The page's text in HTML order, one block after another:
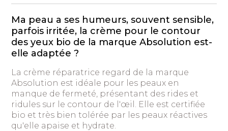
Ma peau a ses humeurs, souvent sensible,
parfois irritée, la crème pour le contour
des yeux bio de la marque Absolution est-
elle adaptée ?
La crème réparatrice regard de la marque
Absolution est idéale pour les peaux en
manque de fermeté, présentant des rides et
ridules sur le contour de l'œil. Elle est certifiée
bio et très bien tolérée par les peaux réactives
qu'elle apaise et hydrate.